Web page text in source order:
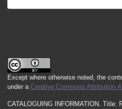
Except where otherwise noted, the
under a Creative Commons Attribution
CATALOGUING INFORMATION. Title: